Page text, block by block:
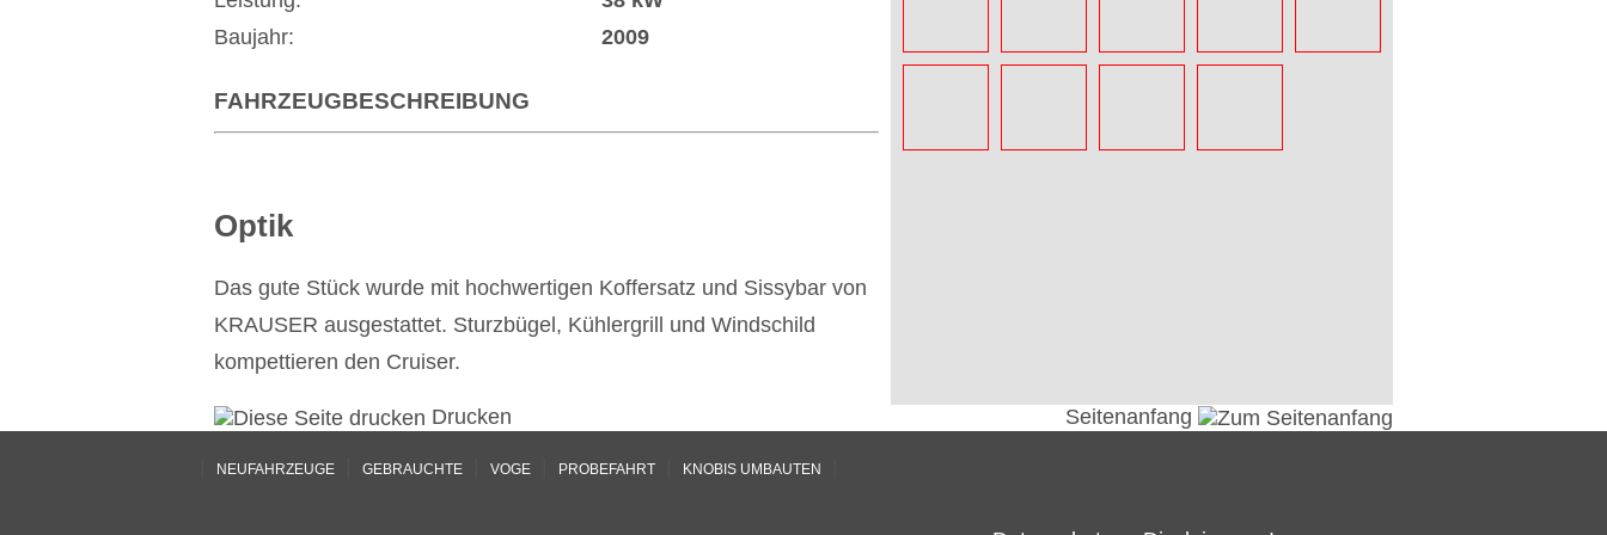
Baujahr:
2009
FAHRZEUGBESCHREIBUNG
Optik
Das gute Stück wurde mit hochwertigen Koffersatz und Sissybar von
KRAUSER ausgestattet. Sturzbügel, Kühlergrill und Windschild
kompettieren den Cruiser.
Drucken Seitenanfang
NEUFAHRZEUGE GEBRAUCHTE VOGE PROBEFAHRT KNOBIS UMBAUTEN